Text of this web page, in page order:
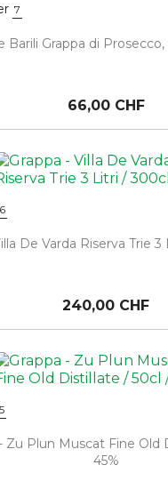
7
Barili Grappa di
66,00 CHF
6
De Varda Riserva Trie
240,00 CHF
5
Zu Plun Muscat Fine Old
45%